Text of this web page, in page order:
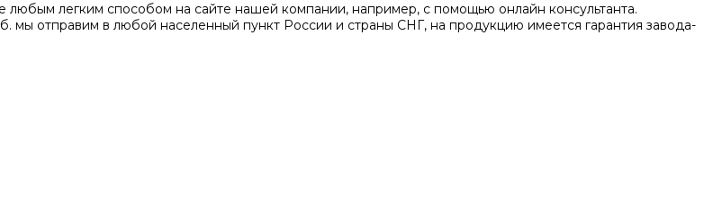
легким способом на сайте нашей компании, например, с помощью онлайн консультанта.
мы отправим в любой населенный пункт России и страны СНГ, на продукцию имеется гарантия завода-